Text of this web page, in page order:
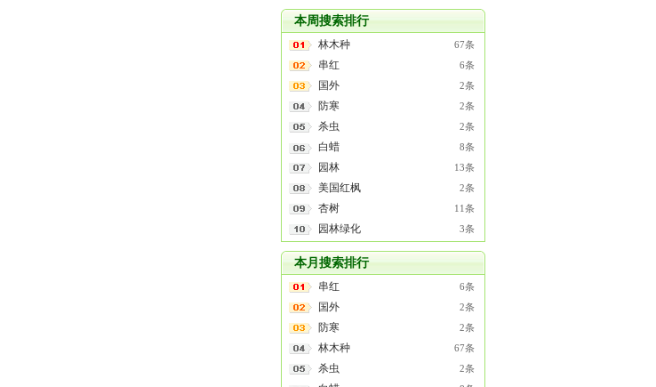
本周搜索排行
67条
林木种
6条
串红
2条
国外
2条
防寒
2条
杀虫
8条
白蜡
13条
园林
2条
美国红枫
11条
杏树
3条
园林绿化
本月搜索排行
6条
串红
2条
国外
2条
防寒
67条
林木种
2条
杀虫